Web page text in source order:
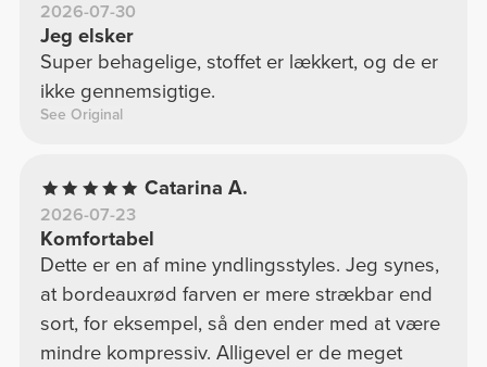
2026-07-30
Jeg elsker
Super behagelige, stoffet er lækkert, og de er
ikke gennemsigtige.
See Original
Catarina A.
2026-07-23
Komfortabel
Dette er en af mine yndlingsstyles. Jeg synes,
at bordeauxrød farven er mere strækbar end
sort, for eksempel, så den ender med at være
mindre kompressiv. Alligevel er de meget